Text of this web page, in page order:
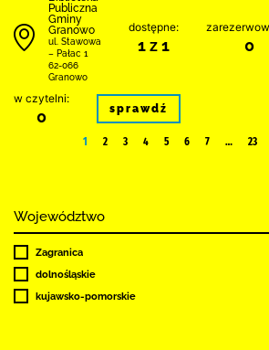
Publiczna
Gminy
Granowo
ul. Stawowa
– Pałac 1
62-066
Granowo
dostępne:
1 z 1 0
w czytelni:
0 sprawdź
1 2 3 4 5 6 7 … 23
Województwo
Zagranica
dolnośląskie
kujawsko-pomorskie